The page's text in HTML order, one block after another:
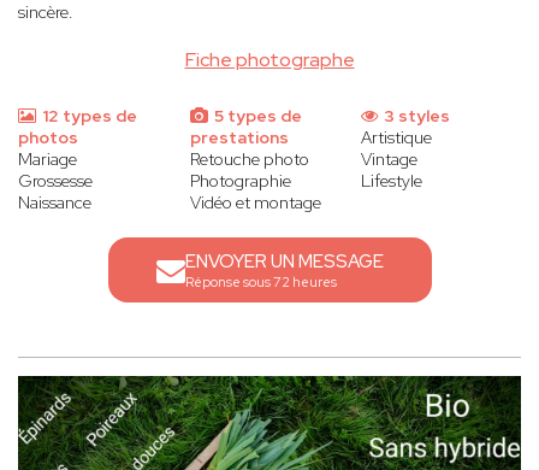
Fiche photographe
sincère.
12 types de
photos
Mariage
Grossesse
Naissance
5 types de
prestations
Retouche photo
Photographie
Vidéo et montage
3 styles
Artistique
Vintage
Lifestyle
ENVOYER UN MESSAGE
Réponse sous 72 heures